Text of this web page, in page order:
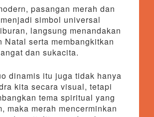
pasangan merah dan
simbol universal
langsung menandakan
Natal serta membangkitkan
dan sukacita.
dinamis itu juga tidak hanya
kita secara visual, tetapi
tema spiritual yang
maka merah mencerminkan